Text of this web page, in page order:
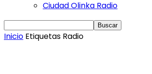
Ciudad Olinka Radio
Inicio Etiquetas Radio